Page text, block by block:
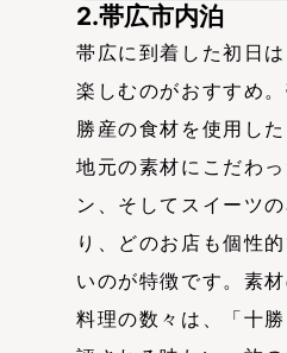
2.帯広市内泊
帯広に到着した初日
楽しむのがおすすめ
勝産の食材を使用し
地元の素材にこだわ
ン、そしてスイーツ
り、どのお店も個性
いのが特徴です。素
料理の数々は、「十